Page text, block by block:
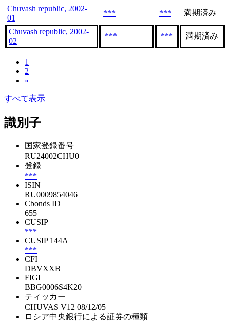
Chuvash republic, 2002-
01
*** *** 満期済み
Chuvash republic, 2002-
02
*** *** 満期済み
1
2
»
すべて表示
識別子
国家登録番号
RU24002CHU0
登録
***
ISIN
RU0009854046
Cbonds ID
655
CUSIP
***
CUSIP 144A
***
CFI
DBVXXB
FIGI
BBG0006S4K20
ティッカー
CHUVAS V12 08/12/05
ロシア中央銀行による証券の種類